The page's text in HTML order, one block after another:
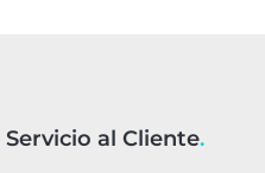
Servicio al Cliente.